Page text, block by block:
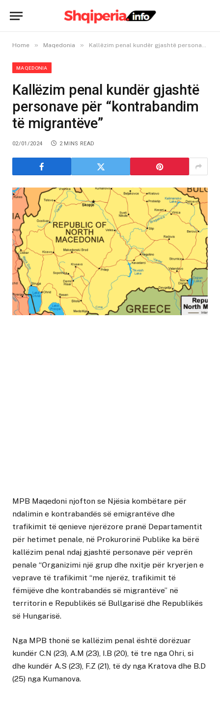
Home » Maqedonia » Kallëzim penal kundër gjashtë personave për “kontrabandim të migrantëve”
MAQEDONIA
Kallëzim penal kundër gjashtë
personave për “kontrabandim
të migrantëve”
02/01/2024 2 MINS READ
MPB Maqedoni njofton se Njësia kombëtare për
ndalimin e kontrabandës së emigrantëve dhe
trafikimit të qenieve njerëzore pranë Departamentit
për hetimet penale, në Prokurorinë Publike ka bërë
kallëzim penal ndaj gjashtë personave për veprën
penale “Organizimi një grup dhe nxitje për kryerjen e
veprave të trafikimit “me njerëz, trafikimit të
fëmijëve dhe kontrabandës së migrantëve” në
territorin e Republikës së Bullgarisë dhe Republikës
së Hungarisë.
Nga MPB thonë se kallëzim penal është dorëzuar
kundër C.N (23), A.M (23), I.B (20), të tre nga Ohri, si
dhe kundër A.S (23), F.Z (21), të dy nga Kratova dhe B.D
(25) nga Kumanova.